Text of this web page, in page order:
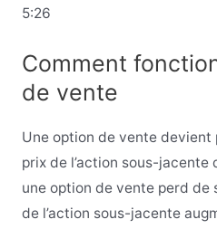
5:26
Comment
de vente
Une option de vente devient
prix de l’action sous-jacente
une option de vente perd de
de l’action sous-jacente